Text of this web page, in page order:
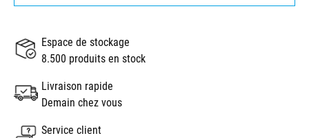
Espace de stockage
8.500 produits en stock
Livraison rapide
Demain chez vous
Service client